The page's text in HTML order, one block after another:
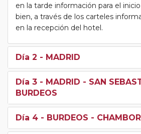
en la tarde información para el
bien, a través de los carteles
en la recepción del hotel.
Día 2 - MADRID
Día 3 - MADRID - SAN
BURDEOS
Día 4 - BURDEOS -